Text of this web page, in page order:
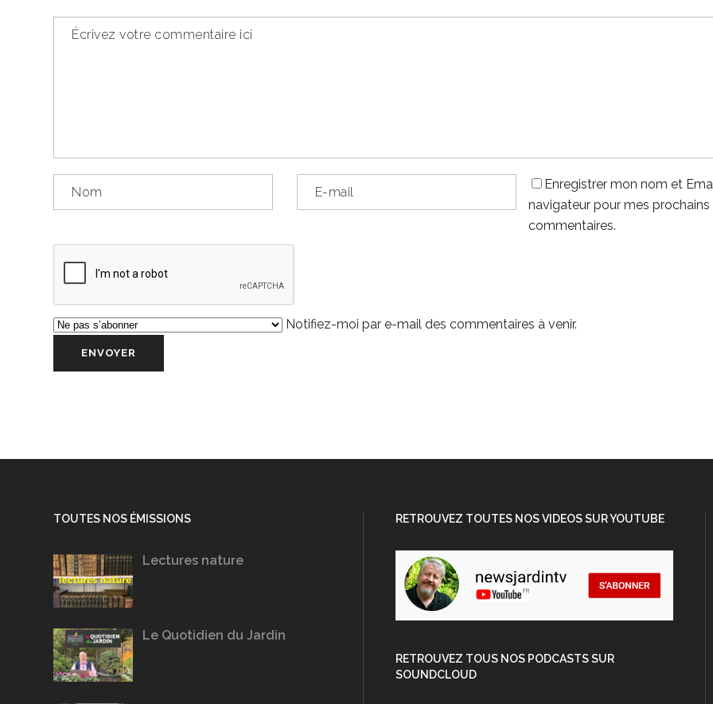
Enregistrer mon nom et
navigateur pour mes prochains
commentaires.
Notifiez-moi par e-mail des commentaires à venir.
TOUTES NOS ÉMISSIONS
Lectures nature
Le Quotidien du Jardin
RETROUVEZ TOUTES NOS VIDEOS SUR YOUTUBE
RETROUVEZ TOUS NOS PODCASTS SUR
SOUNDCLOUD